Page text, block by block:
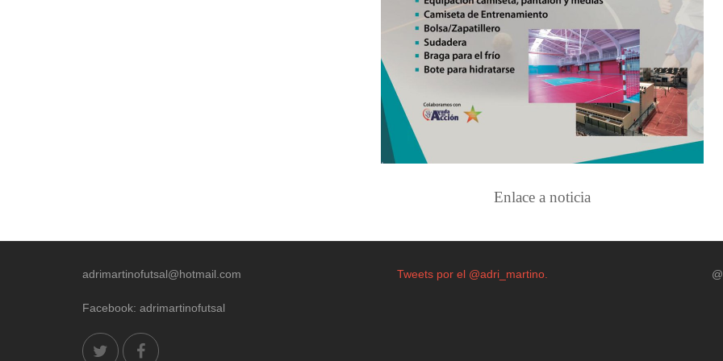
Enlace a noticia
adrimartinofutsal@hotmail.com
Facebook: adrimartinofutsal
Tweets por el @adri_martino.